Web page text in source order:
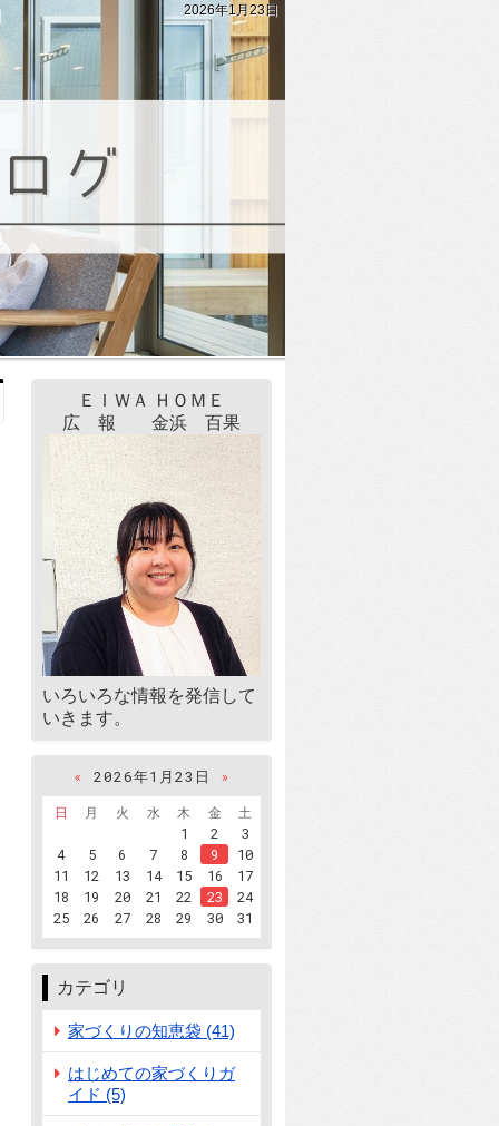
2026年1月23日
ＥＩＷＡ ＨＯＭＥ
広 報 金浜 百果
いろいろな情報を発信して
いきます。
« 2026年1月23日
»
日
月 火 水 木 金
土
1
2
3
4
5 6 7 8 9
10
11
12 13 14 15 16
17
18
19 20 21 22 23
24
25
26 27 28 29 30 31
カテゴリ
家づくりの知恵袋 (41)
はじめての家づくりガ
イド (5)